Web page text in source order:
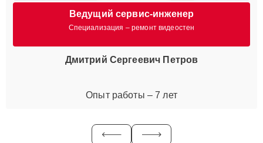
Ведущий сервис-инженер
Специализация – ремонт видеостен
Дмитрий Сергеевич Петров
Опыт работы – 7 лет